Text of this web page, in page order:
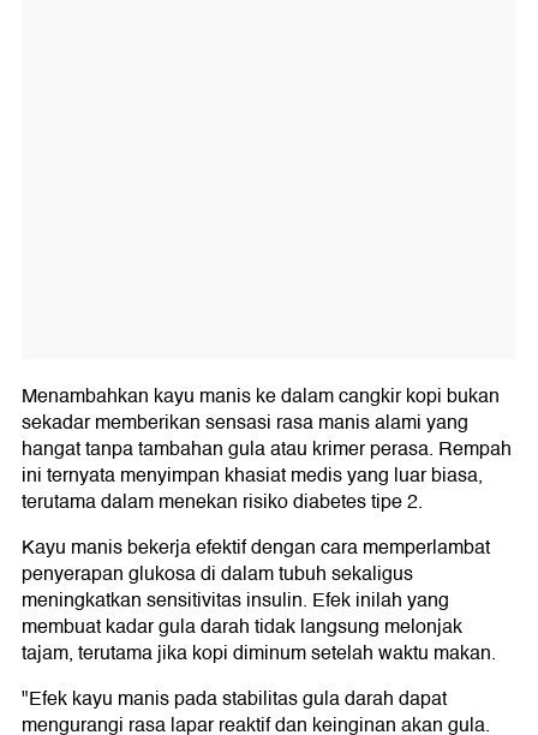
Menambahkan kayu manis ke dalam cangkir kopi bukan
sekadar memberikan sensasi rasa manis alami yang
hangat tanpa tambahan gula atau krimer perasa. Rempah
ini ternyata menyimpan khasiat medis yang luar biasa,
terutama dalam menekan risiko diabetes tipe 2.
Kayu manis bekerja efektif dengan cara memperlambat
penyerapan glukosa di dalam tubuh sekaligus
meningkatkan sensitivitas insulin. Efek inilah yang
membuat kadar gula darah tidak langsung melonjak
tajam, terutama jika kopi diminum setelah waktu makan.
"Efek kayu manis pada stabilitas gula darah dapat
mengurangi rasa lapar reaktif dan keinginan akan gula.